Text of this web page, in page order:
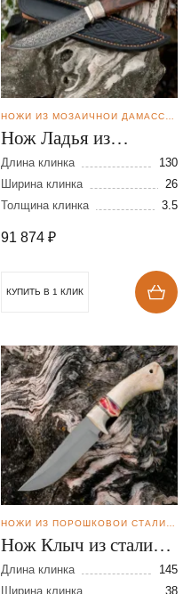
Нож Ладья из
мозаичной дамасской
стали
Длина клинка
130
Ширина клинка
26
Толщина клинка
3.5
91 874 ₽
КУПИТЬ В 1 КЛИК
НОЖИ ИЗ ПОРОШКОВОЙ СТАЛИ BOHLER S390
Нож Клыч из стали
S390
Длина клинка
145
Ширина клинка
38